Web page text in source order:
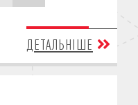
ДЕТАЛЬНІШЕ